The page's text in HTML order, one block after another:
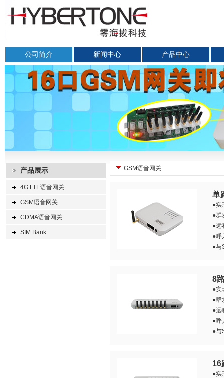
公司简介 新闻中心 产品中心
产品展示
4G LTE语音网关
GSM语音网关
CDMA语音网关
SIM Bank
GSM语音网关
单
●实
●群
●远
●呼
●与
8
●实
●群
●远
●呼
●与
16
●实